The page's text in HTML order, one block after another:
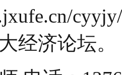
经济论坛。